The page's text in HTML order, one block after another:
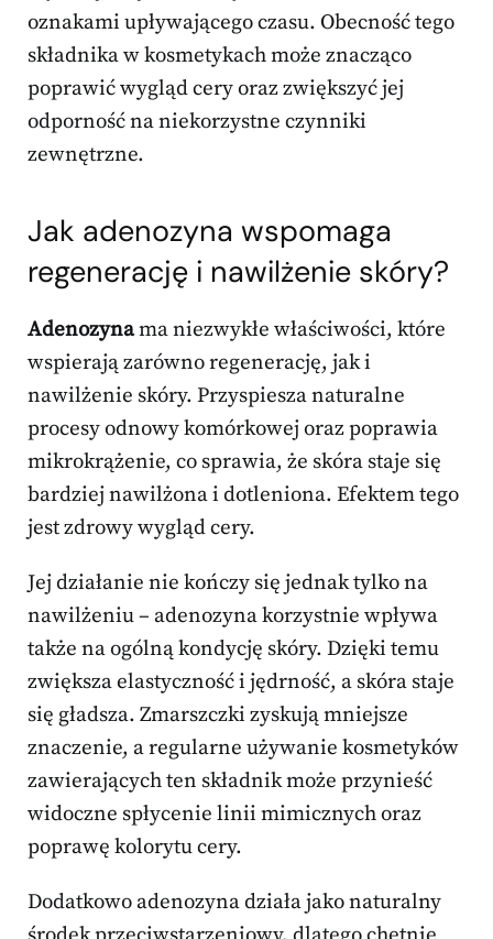
oznakami upływającego czasu. Obecność tego
składnika w kosmetykach może znacząco
poprawić wygląd cery oraz zwiększyć jej
odporność na niekorzystne czynniki
zewnętrzne.
Jak adenozyna wspomaga
regenerację i nawilżenie skóry?
Adenozynama niezwykłe właściwości, które
wspierają zarówno regenerację, jak i
nawilżenie skóry. Przyspiesza naturalne
procesy odnowy komórkowej oraz poprawia
mikrokrążenie, co sprawia, że skóra staje się
bardziej nawilżona i dotleniona. Efektem tego
jest zdrowy wygląd cery.
Jej działanie nie kończy się jednak tylko na
nawilżeniu – adenozyna korzystnie wpływa
także na ogólną kondycję skóry. Dzięki temu
zwiększa elastyczność i jędrność, a skóra staje
się gładsza. Zmarszczki zyskują mniejsze
znaczenie, a regularne używanie kosmetyków
zawierających ten składnik może przynieść
widoczne spłycenie linii mimicznych oraz
poprawę kolorytu cery.
Dodatkowo adenozyna działa jako naturalny